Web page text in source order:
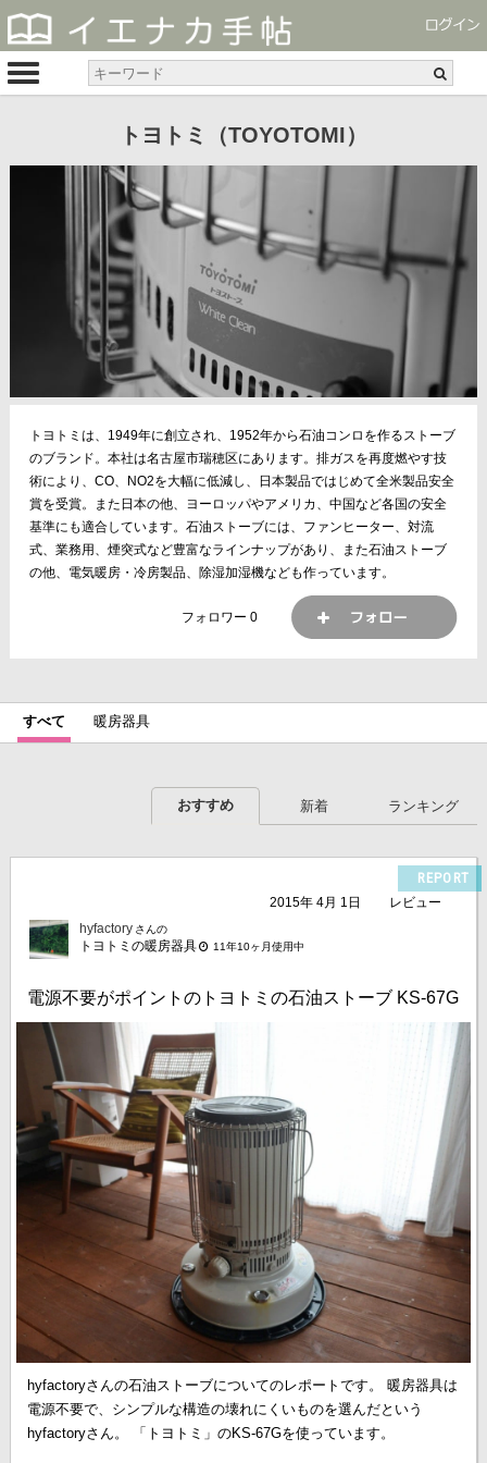
トヨトミ（TOYOTOMI）
トヨトミは、1949年に創立され、1952年から石油コンロを作るストーブ
のブランド。本社は名古屋市瑞穂区にあります。排ガスを再度燃やす技
術により、CO、NO2を大幅に低減し、日本製品ではじめて全米製品安全
賞を受賞。また日本の他、ヨーロッパやアメリカ、中国など各国の安全
基準にも適合しています。石油ストーブには、ファンヒーター、対流
式、業務用、煙突式など豊富なラインナップがあり、また石油ストーブ
の他、電気暖房・冷房製品、除湿加湿機なども作っています。
フォロワー0
すべて 暖房器具
おすすめ 新着 ランキング
REPORT
2015年 4月 1日
レビュー
hyfactory さんの
トヨトミの暖房器具 11年10ヶ月使用中
電源不要がポイントのトヨトミの石油ストーブ KS-67G
hyfactoryさんの石油ストーブについてのレポートです。 暖房器具は
電源不要で、シンプルな構造の壊れにくいものを選んだという
hyfactoryさん。 「トヨトミ」のKS-67Gを使っています。